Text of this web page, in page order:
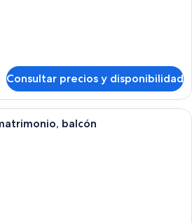
Consultar precios y disponibilidad
Una habitación de hotel con cama,
balcón